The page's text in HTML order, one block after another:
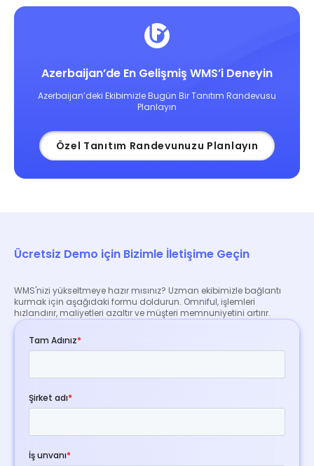
Azerbaijan’de En Gelişmiş WMS’i Deneyin
Azerbaijan’deki Ekibimizle Bugün Bir Tanıtım Randevusu
Planlayın
Özel Tanıtım Randevunuzu Planlayın
Ücretsiz Demo için Bizimle İletişime Geçin
WMS'nizi yükseltmeye hazır mısınız? Uzman ekibimizle bağlantı
kurmak için aşağıdaki formu doldurun. Omniful, işlemleri
hızlandırır, maliyetleri azaltır ve müşteri memnuniyetini artırır.